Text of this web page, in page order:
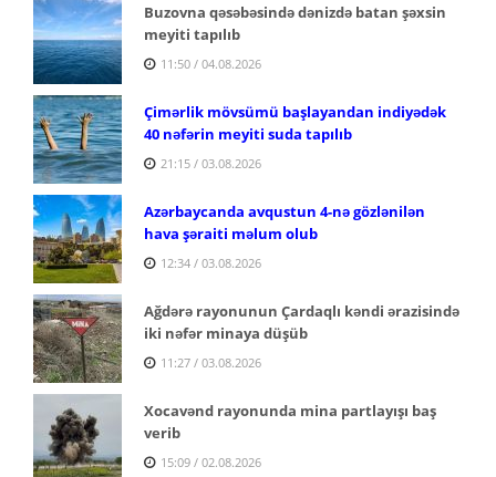
Buzovna qəsəbəsində dənizdə batan şəxsin
meyiti tapılıb
11:50 / 04.08.2026
Çimərlik mövsümü başlayandan indiyədək
40 nəfərin meyiti suda tapılıb
21:15 / 03.08.2026
Azərbaycanda avqustun 4-nə gözlənilən
hava şəraiti məlum olub
12:34 / 03.08.2026
Ağdərə rayonunun Çardaqlı kəndi ərazisində
iki nəfər minaya düşüb
11:27 / 03.08.2026
Xocavənd rayonunda mina partlayışı baş
verib
15:09 / 02.08.2026